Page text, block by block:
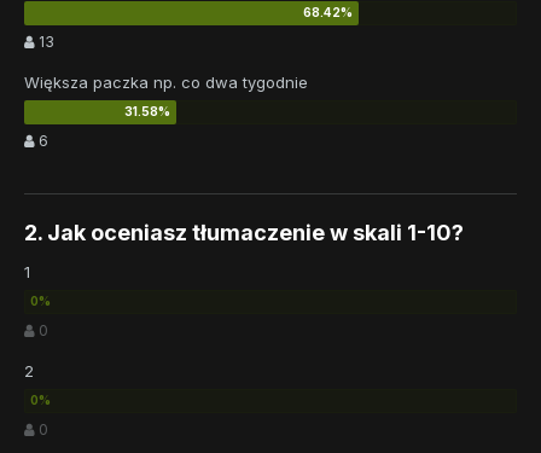
13
Większa paczka np. co dwa tygodnie
6
2. Jak oceniasz tłumaczenie w skali 1-10?
1
0
2
0